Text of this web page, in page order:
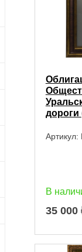
дороги
Артикул:
В
35 000